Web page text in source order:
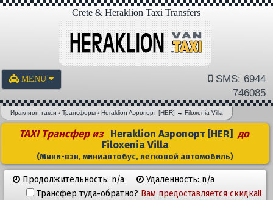
Crete & Heraklion Taxi Transfers
MENU
SMS: 6944
746085
Ираклион такси ›Трансферы ›Heraklion Aэропорт [HER] →Filoxenia Villa
TAXI Трансфер из Heraklion Aэропорт [HER] до
Filoxenia Villa
(Мини-вэн, миниавтобус, легковой автомобиль)
Продолжительность: n/a
Удаленность: n/a
Трансфер туда-обратно? Вам предоставляется скидка!!